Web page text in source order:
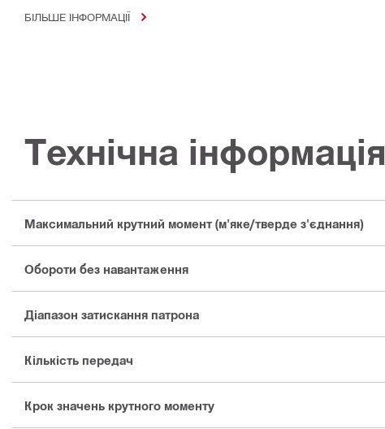
БІЛЬШЕ ІНФОРМАЦІЇ
Технічна інформація
Максимальний крутний момент (м'яке/тверде з'єднання)
Обороти без навантаження
Діапазон затискання патрона
Кількість передач
Крок значень крутного моменту